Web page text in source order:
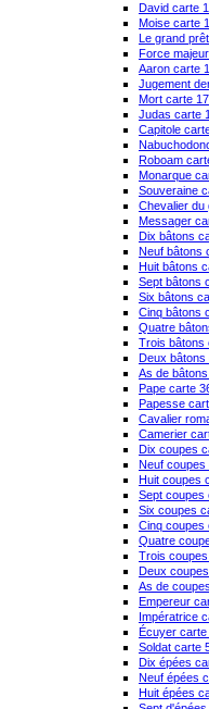
David carte
Moise carte
Le grand
Force
Aaron carte
Jugement
Mort carte 17
Judas carte
Capitole
Roboam
Monarque
Souveraine
Chevalier du
Messager
Dix bâtons
Neuf bâtons
Huit bâtons
Sept bâtons
Six bâtons
Cinq bâtons
Quatre
Trois bâtons
Deux bâtons
As de
Pape carte
Papesse
Cavalier
Camerier
Dix coupes
Neuf coupes
Huit coupes
Sept coupes
Six coupes
Cinq coupes
Quatre
Trois
Deux
As de
Empereur
Impératrice
Écuyer carte
Soldat carte
Dix épées
Neuf épées
Huit épées